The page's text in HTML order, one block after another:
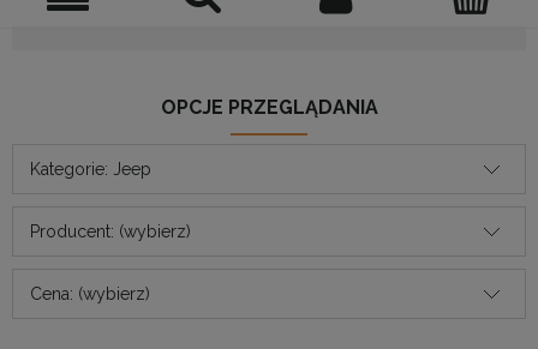
OPCJE PRZEGLĄDANIA
Kategorie: Jeep
Producent: (wybierz)
Cena: (wybierz)